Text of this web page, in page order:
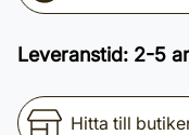
Leveranstid: 2-5
Hitta till